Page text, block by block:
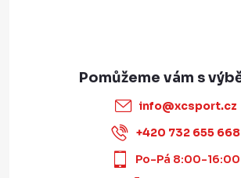
info@xcsport.cz
+420 732 655 668
Po-Pá 8:00-16:00